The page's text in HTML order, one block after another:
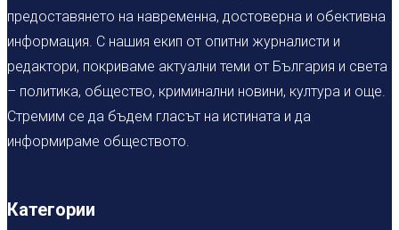
предоставянето на навременна, достоверна и обективна
информация. С нашия екип от опитни журналисти и
редактори, покриваме актуални теми от България и света
– политика, общество, криминални новини, култура и още.
Стремим се да бъдем гласът на истината и да
информираме обществото.
Категории